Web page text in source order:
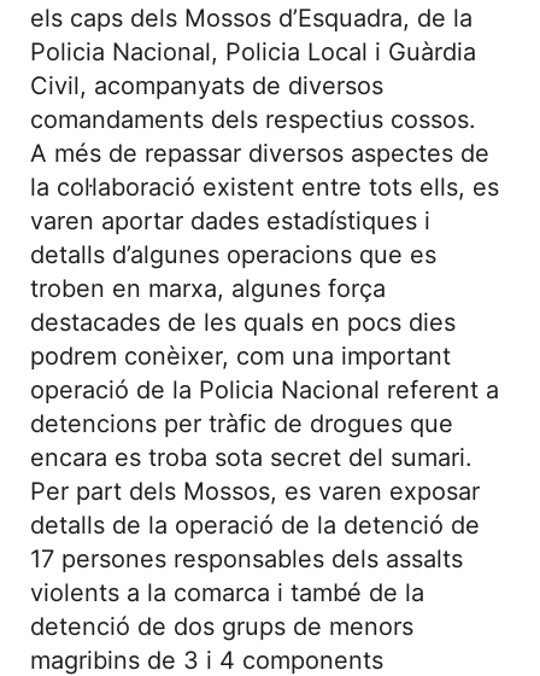
els caps dels Mossos d’Esquadra, de la
Policia Nacional, Policia Local i Guàrdia
Civil, acompanyats de diversos
comandaments dels respectius cossos.
A més de repassar diversos aspectes de
la col·laboració existent entre tots ells, es
varen aportar dades estadístiques i
detalls d’algunes operacions que es
troben en marxa, algunes força
destacades de les quals en pocs dies
podrem conèixer, com una important
operació de la Policia Nacional referent a
detencions per tràfic de drogues que
encara es troba sota secret del sumari.
Per part dels Mossos, es varen exposar
detalls de la operació de la detenció de
17 persones responsables dels assalts
violents a la comarca i també de la
detenció de dos grups de menors
magribins de 3 i 4 components